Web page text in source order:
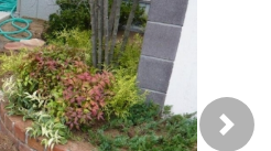
次へ